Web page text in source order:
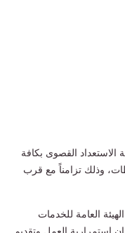
الاستعداد القصوى بكافة
وذلك تزامناً مع قرب
العامة للخدمات